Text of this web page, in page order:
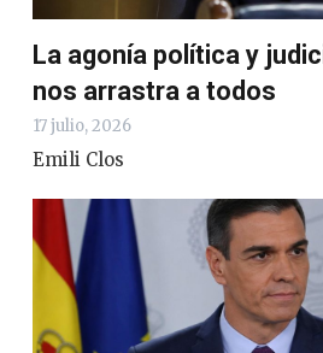
La agonía política y
nos arrastra a todos
17 julio, 2026
Emili Clos